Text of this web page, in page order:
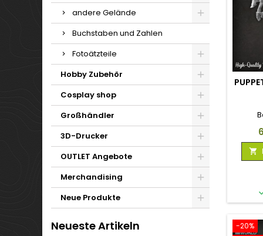
andere Gelände
Buchstaben und Zahlen
Fotoätzteile
Hobby Zubehör
Cosplay shop
Großhändler
3D-Drucker
OUTLET Angebote
Merchandising
Neue Produkte
Neueste Artikeln

-20%